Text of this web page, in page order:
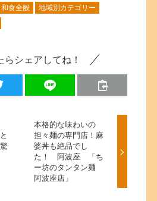
和食全般
地域別カテゴリー
らシェアしてね！
本格的な味わいの
担々麺の専門店！麻
婆丼も絶品でし
た！ 阿波座 「ち
ー坊のタンタン麺
阿波座店」